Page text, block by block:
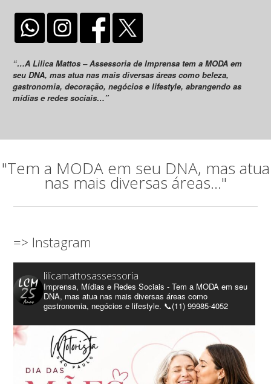
“…A Lilica Mattos – Assessoria de Imprensa tem a MODA em
seu DNA, mas atua nas mais diversas áreas como beleza,
gastronomia, decoração, negócios e lifestyle, abrangendo as
mídias e redes sociais…”
"Tem a MODA em seu DNA, mas atua
nas mais diversas áreas..."
=> Instagram
lilicamattosassessoria
Imprensa, Mídias e Redes Sociais - Tem a MODA em seu
DNA, mas atua nas mais diversas áreas como
gastronomia, negócios e lifestyle. 📞(11) 99985-4052